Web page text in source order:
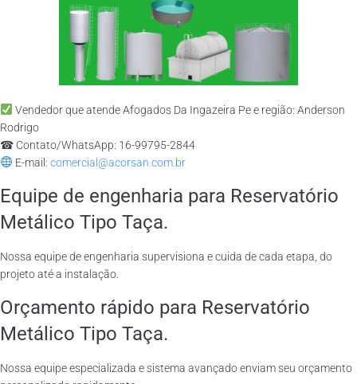
Vendedor que atende Afogados Da Ingazeira Pe e região: Anderson
Rodrigo
☎ Contato/WhatsApp: 16-99795-2844
E-mail: comercial@acorsan.com.br
Equipe de engenharia para Reservatório
Metálico Tipo Taça.
Nossa equipe de engenharia supervisiona e cuida de cada etapa, do
projeto até a instalação.
Orçamento rápido para Reservatório
Metálico Tipo Taça.
Nossa equipe especializada e sistema avançado enviam seu orçamento